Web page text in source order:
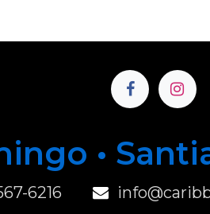
•
6216